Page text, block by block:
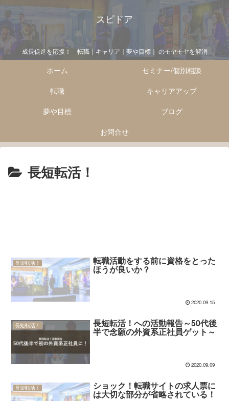
スピドア
成長促進を応援！ 転職｜キャリア｜夢や目標｜ のモヤモヤを解消
ホーム
セミナー/個別相談
転職
キャリアアップ
夢や目標
ブログ
お問合せ
長短転活！
長短転活！ 転職活動をする前に資格をとった
ほうが良いか？
2020.09.15
長短転活！ 長短転活！への活動報告～50代後
半で念願の外資系正社員ゲット～
2020.09.09
長短転活！ ショック！転職サイトの求人票に
は大切な部分が省略されている！